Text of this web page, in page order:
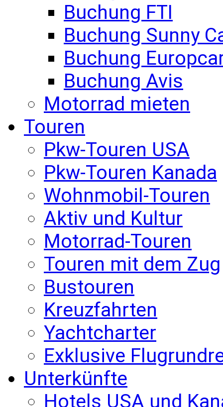
Buchung FTI
Buchung Sunny
Buchung
Buchung Avis
Motorrad mieten
Touren
Pkw-Touren USA
Pkw-Touren Kanada
Wohnmobil-Touren
Aktiv und Kultur
Motorrad-Touren
Touren mit dem Zug
Bustouren
Kreuzfahrten
Yachtcharter
Exklusive
Unterkünfte
Hotels USA und